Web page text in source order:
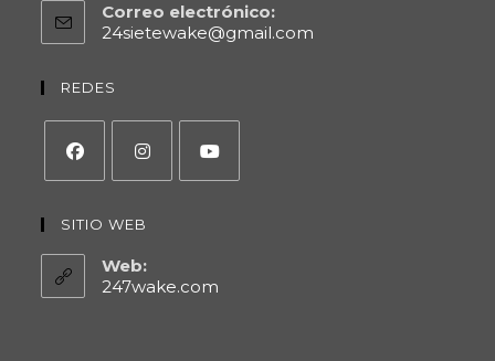
Correo electrónico:
24sietewake@gmail.com
REDES
SITIO WEB
Web:
247wake.com